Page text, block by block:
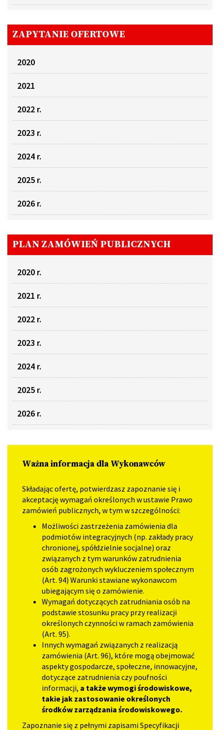
ZAPYTANIE OFERTOWE
2020
2021
2022 r.
2023 r.
2024 r.
2025 r.
2026 r.
PLAN ZAMÓWIEŃ PUBLICZNYCH
2020 r.
2021 r.
2022 r.
2023 r.
2024 r.
2025 r.
2026 r.
Ważna informacja dla Wykonawców
Składając ofertę, potwierdzasz zapoznanie się i
akceptację wymagań określonych w ustawie Prawo
zamówień publicznych, w tym w szczególności:
Możliwości zastrzeżenia zamówienia dla
podmiotów integracyjnych (np. zakłady pracy
chronionej, spółdzielnie socjalne) oraz
związanych z tym warunków zatrudnienia
osób zagrożonych wykluczeniem społecznym
(Art. 94) Warunki stawiane wykonawcom
ubiegającym się o zamówienie.
Wymagań dotyczących zatrudniania osób na
podstawie stosunku pracy przy realizacji
określonych czynności w ramach zamówienia
(Art. 95).
Innych wymagań związanych z realizacją
zamówienia (Art. 96), które mogą obejmować
aspekty gospodarcze, społeczne, innowacyjne,
dotyczące zatrudnienia czy poufności
informacji, a także wymogi środowiskowe,
takie jak zastosowanie określonych
środków zarządzania środowiskowego.
Zapoznanie się z pełnymi zapisami Specyfikacji